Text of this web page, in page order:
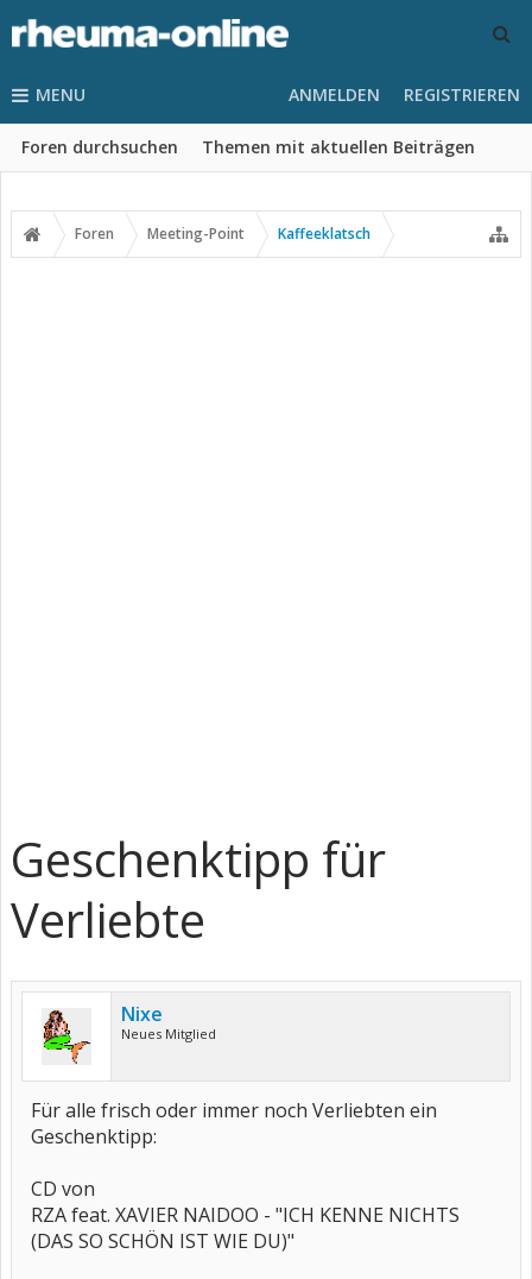
MENU
Foren durchsuchen Themen mit aktuellen Beiträgen
ANMELDEN REGISTRIEREN
Foren Meeting-Point Kaffeeklatsch
Geschenktipp für
Verliebte
Nixe
Neues Mitglied
Für alle frisch oder immer noch Verliebten ein
Geschenktipp:
CD von
RZA feat. XAVIER NAIDOO - "ICH KENNE NICHTS
(DAS SO SCHÖN IST WIE DU)"